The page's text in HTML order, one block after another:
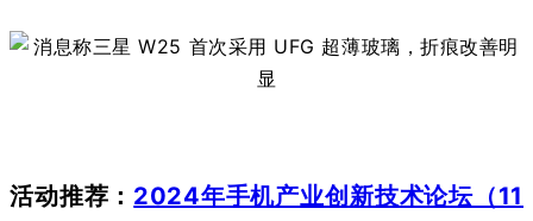
活动推荐： 2024年手机产业创新技术论坛（11